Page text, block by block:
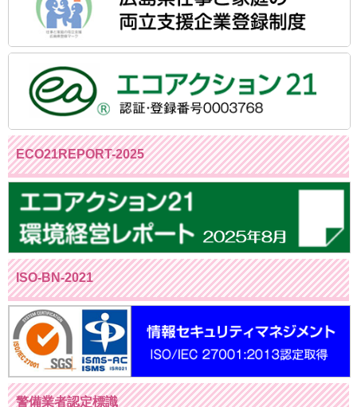
ECO21REPORT-2025
ISO-BN-2021
警備業者認定標識